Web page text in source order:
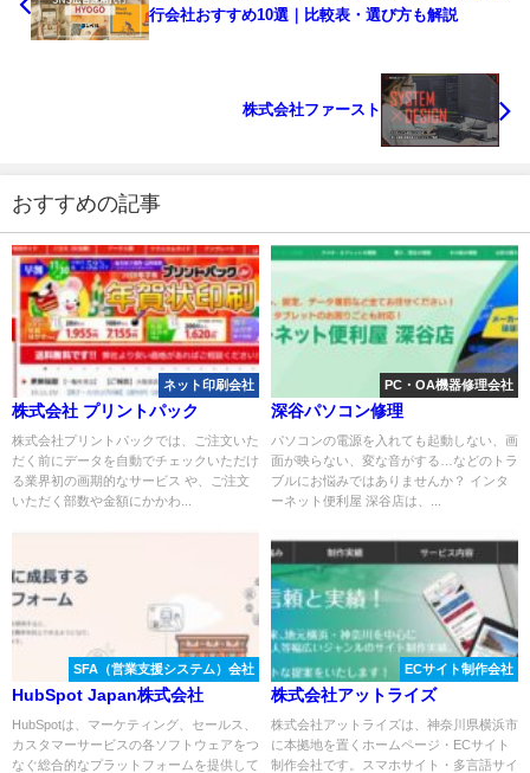
行会社おすすめ10選｜比較表・選び方も解説
株式会社ファースト
おすすめの記事
ネット印刷会社
株式会社 プリントパック
株式会社プリントパックでは、ご注文いた
だく前にデータを自動でチェックいただけ
る業界初の画期的なサービス や、ご注文
いただく部数や金額にかかわ...
PC・OA機器修理会社
深谷パソコン修理
パソコンの電源を入れても起動しない、画
面が映らない、変な音がする…などのトラ
ブルにお悩みではありませんか？ インタ
ーネット便利屋 深谷店は、...
SFA（営業支援システム）会社
HubSpot Japan株式会社
HubSpotは、マーケティング、セールス、
カスタマーサービスの各ソフトウェアをつ
なぐ総合的なプラットフォームを提供して
ECサイト制作会社
株式会社アットライズ
株式会社アットライズは、神奈川県横浜市
に本拠地を置くホームページ・ECサイト
制作会社です。スマホサイト・多言語サイ